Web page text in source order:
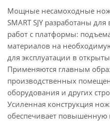
Мощные несамоходные
SMART SJY разработаны
работ с платформы:
материалов на
для эксплуатации в
Применяются главным
производственных
оборудования и других
Усиленная конструкция
обеспечивает повышенную